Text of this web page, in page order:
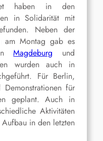
haben in den
in Solidarität mit
Neben der
am Montag gab es
inMagdeburg und
wurden auch in
Für Berlin,
Demonstrationen für
geplant. Auch in
Aktivitäten
in den letzten